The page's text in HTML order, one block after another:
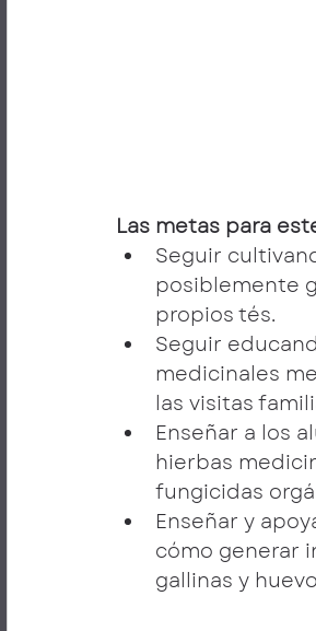
Las metas para
Seguir
posiblemente
propios tés.
Seguir
medicinales
las visitas
Enseñar a los
hierbas
fungicidas
Enseñar y
cómo generar
gallinas y